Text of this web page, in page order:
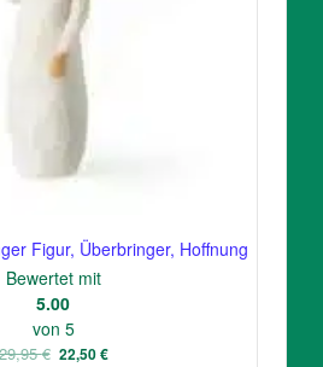
Figur, Überbringer, Hoffnung
Bewertet mit
5.00
von 5
€ Ursprünglicher
22,50€Aktueller